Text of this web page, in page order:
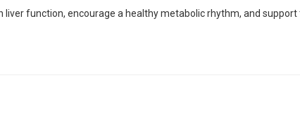
function, encourage a healthy metabolic rhythm, and support